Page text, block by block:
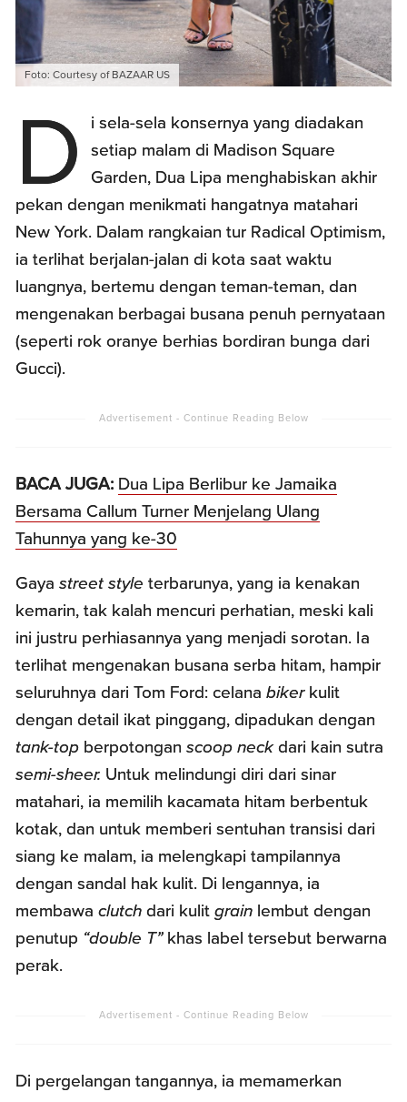
Foto: Courtesy of BAZAAR US
D
i sela-sela konsernya yang diadakan
setiap malam di Madison Square
Garden, Dua Lipa menghabiskan akhir
pekan dengan menikmati hangatnya matahari
New York. Dalam rangkaian tur Radical Optimism,
ia terlihat berjalan-jalan di kota saat waktu
luangnya, bertemu dengan teman-teman, dan
mengenakan berbagai busana penuh pernyataan
(seperti rok oranye berhias bordiran bunga dari
Gucci).
BACA JUGA: Dua Lipa Berlibur ke Jamaika
Bersama Callum Turner Menjelang Ulang
Tahunnya yang ke-30
Gayastreet style terbarunya, yang ia kenakan
kemarin, tak kalah mencuri perhatian, meski kali
ini justru perhiasannya yang menjadi sorotan. Ia
terlihat mengenakan busana serba hitam, hampir
seluruhnya dari Tom Ford: celanabikerkulit
dengan detail ikat pinggang, dipadukan dengan
tank-top berpotonganscoop neckdari kain sutra
semi-sheer. Untuk melindungi diri dari sinar
matahari, ia memilih kacamata hitam berbentuk
kotak, dan untuk memberi sentuhan transisi dari
siang ke malam, ia melengkapi tampilannya
dengan sandal hak kulit. Di lengannya, ia
membawaclutch dari kulitgrain lembut dengan
penutup “double T”khas label tersebut berwarna
perak.
Di pergelangan tangannya, ia memamerkan